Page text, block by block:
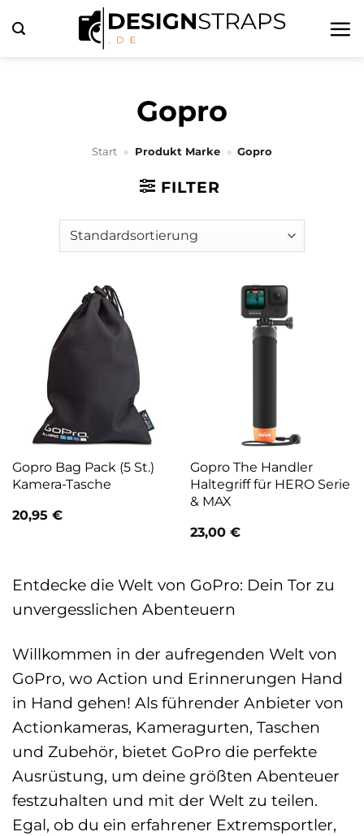
Inhalt
Gopro
Start » Produkt Marke » Gopro
FILTER
Gopro Bag Pack (5 St.)
Kamera-Tasche
20,95 €
Gopro The Handler
Haltegriff für HERO Serie
& MAX
23,00 €
Entdecke die Welt von GoPro: Dein Tor zu
unvergesslichen Abenteuern
Willkommen in der aufregenden Welt von
GoPro, wo Action und Erinnerungen Hand
in Hand gehen! Als führender Anbieter von
Actionkameras, Kameragurten, Taschen
und Zubehör, bietet GoPro die perfekte
Ausrüstung, um deine größten Abenteuer
festzuhalten und mit der Welt zu teilen.
Egal, ob du ein erfahrener Extremsportler,